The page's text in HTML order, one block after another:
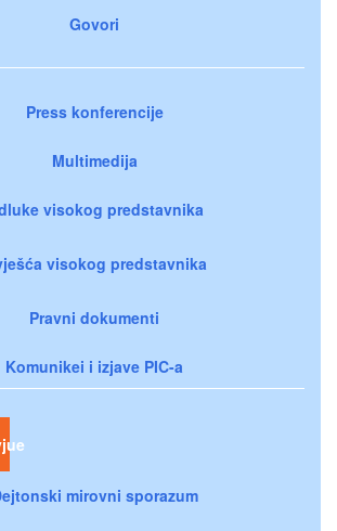
Govori
Press konferencije
Multimedija
visokog predstavnika
visokog predstavnika
Pravni dokumenti
Komunikei i izjave PIC-a
mirovni sporazum